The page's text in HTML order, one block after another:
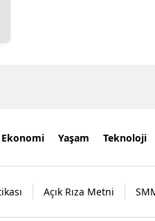
Ekonomi Yaşam Teknoloji
Açık Rıza Metni